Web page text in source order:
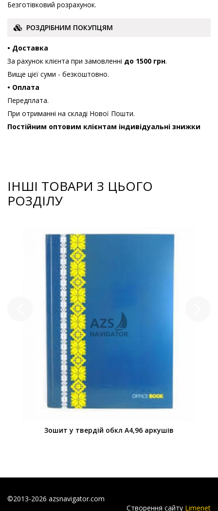
Безготівковий розрахунок.
РОЗДРІБНИМ ПОКУПЦЯМ
• Доставка
За рахунок клієнта при замовленні до 1500 грн.
Вище цієї суми - безкоштовно.
• Оплата
Передплата.
При отриманні на складі Нової Пошти.
Постійним оптовим клієнтам індивідуальні знижки
ІНШІ ТОВАРИ З ЦЬОГО
РОЗДІЛУ
Зошит у твердій обкл А4,96 аркушів
©2013-2026 azsnavigator.com
Створення сайту Limenet